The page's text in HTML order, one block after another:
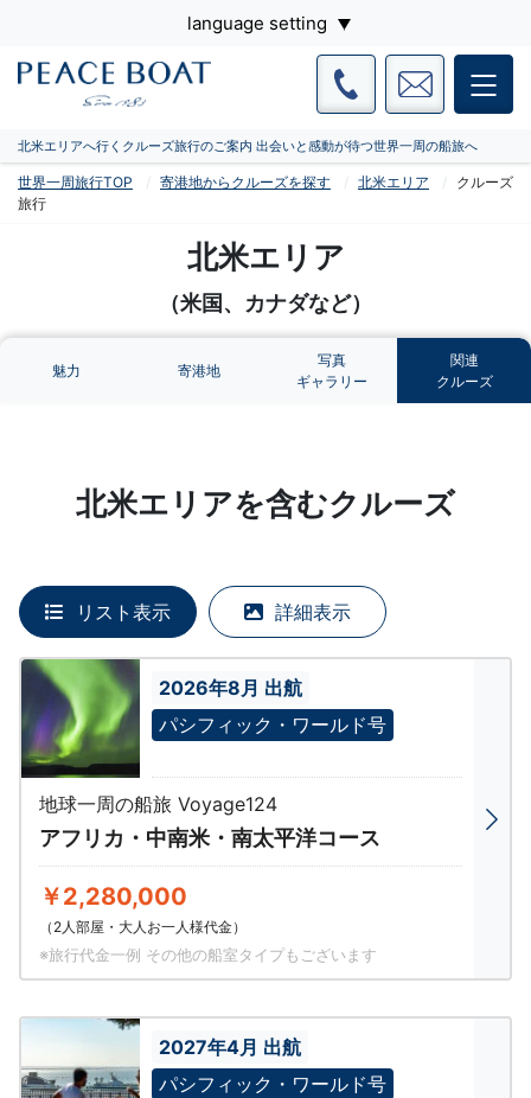
language setting
北米エリアへ行くクルーズ旅行のご案内 出会いと感動が待つ世界一周の船旅へ
世界一周旅行TOP 寄港地からクルーズを探す 北米エリア
クルーズ
旅行
北米エリア
（米国、カナダなど）
魅力 寄港地
写真
ギャラリー
関連
クルーズ
北米エリアを含むクルーズ
リスト表示 詳細表示
2026年8月 出航
パシフィック・ワールド号
地球一周の船旅 Voyage124
アフリカ・中南米・南太平洋コース
￥2,280,000
（2人部屋・大人お一人様代金）
※旅行代金一例 その他の船室タイプもございます
2027年4月 出航
パシフィック・ワールド号